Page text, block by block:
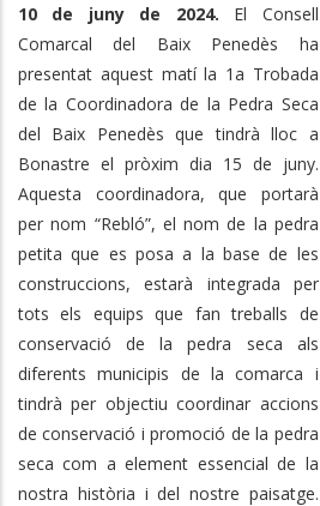
10 de juny de 2024. El Consell
Comarcal del Baix Penedès ha
presentat aquest matí la 1a Trobada
de la Coordinadora de la Pedra Seca
del Baix Penedès que tindrà lloc a
Bonastre el pròxim dia 15 de juny.
Aquesta coordinadora, que portarà
per nom “Rebló”, el nom de la pedra
petita que es posa a la base de les
construccions, estarà integrada per
tots els equips que fan treballs de
conservació de la pedra seca als
diferents municipis de la comarca i
tindrà per objectiu coordinar accions
de conservació i promoció de la pedra
seca com a element essencial de la
nostra història i del nostre paisatge.